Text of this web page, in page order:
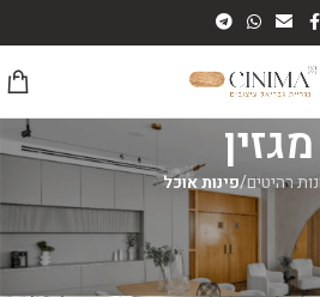
מגזין
רהיטים/פינות אוכל
פינות אוכל
אוכל – שיהיה נוח!
רהיטיםOn יולי 5, 2026